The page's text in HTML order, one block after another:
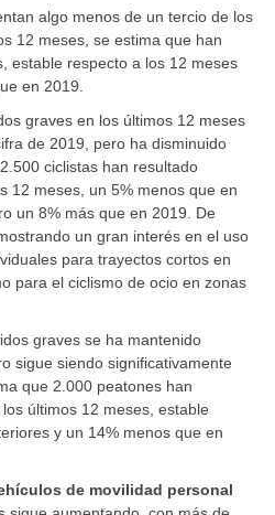
algo menos de un tercio de los
12 meses, se estima que han
estable respecto a los 12 meses
en 2019.
graves en los últimos 12 meses
de 2019, pero ha disminuido
ciclistas han resultado
12 meses, un 5% menos que en
un 8% más que en 2019. De
un gran interés en el uso
para trayectos cortos en
para el ciclismo de ocio en zonas
graves se ha mantenido
sigue siendo significativamente
que 2.000 peatones han
últimos 12 meses, estable
y un 14% menos que en
de movilidad personal